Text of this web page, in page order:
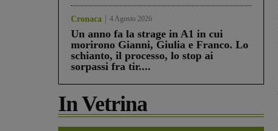
Cronaca 4 Agosto 2026
Un anno fa la strage in A1 in cui
morirono Gianni, Giulia e Franco. Lo
schianto, il processo, lo stop ai
sorpassi fra tir....
In Vetrina